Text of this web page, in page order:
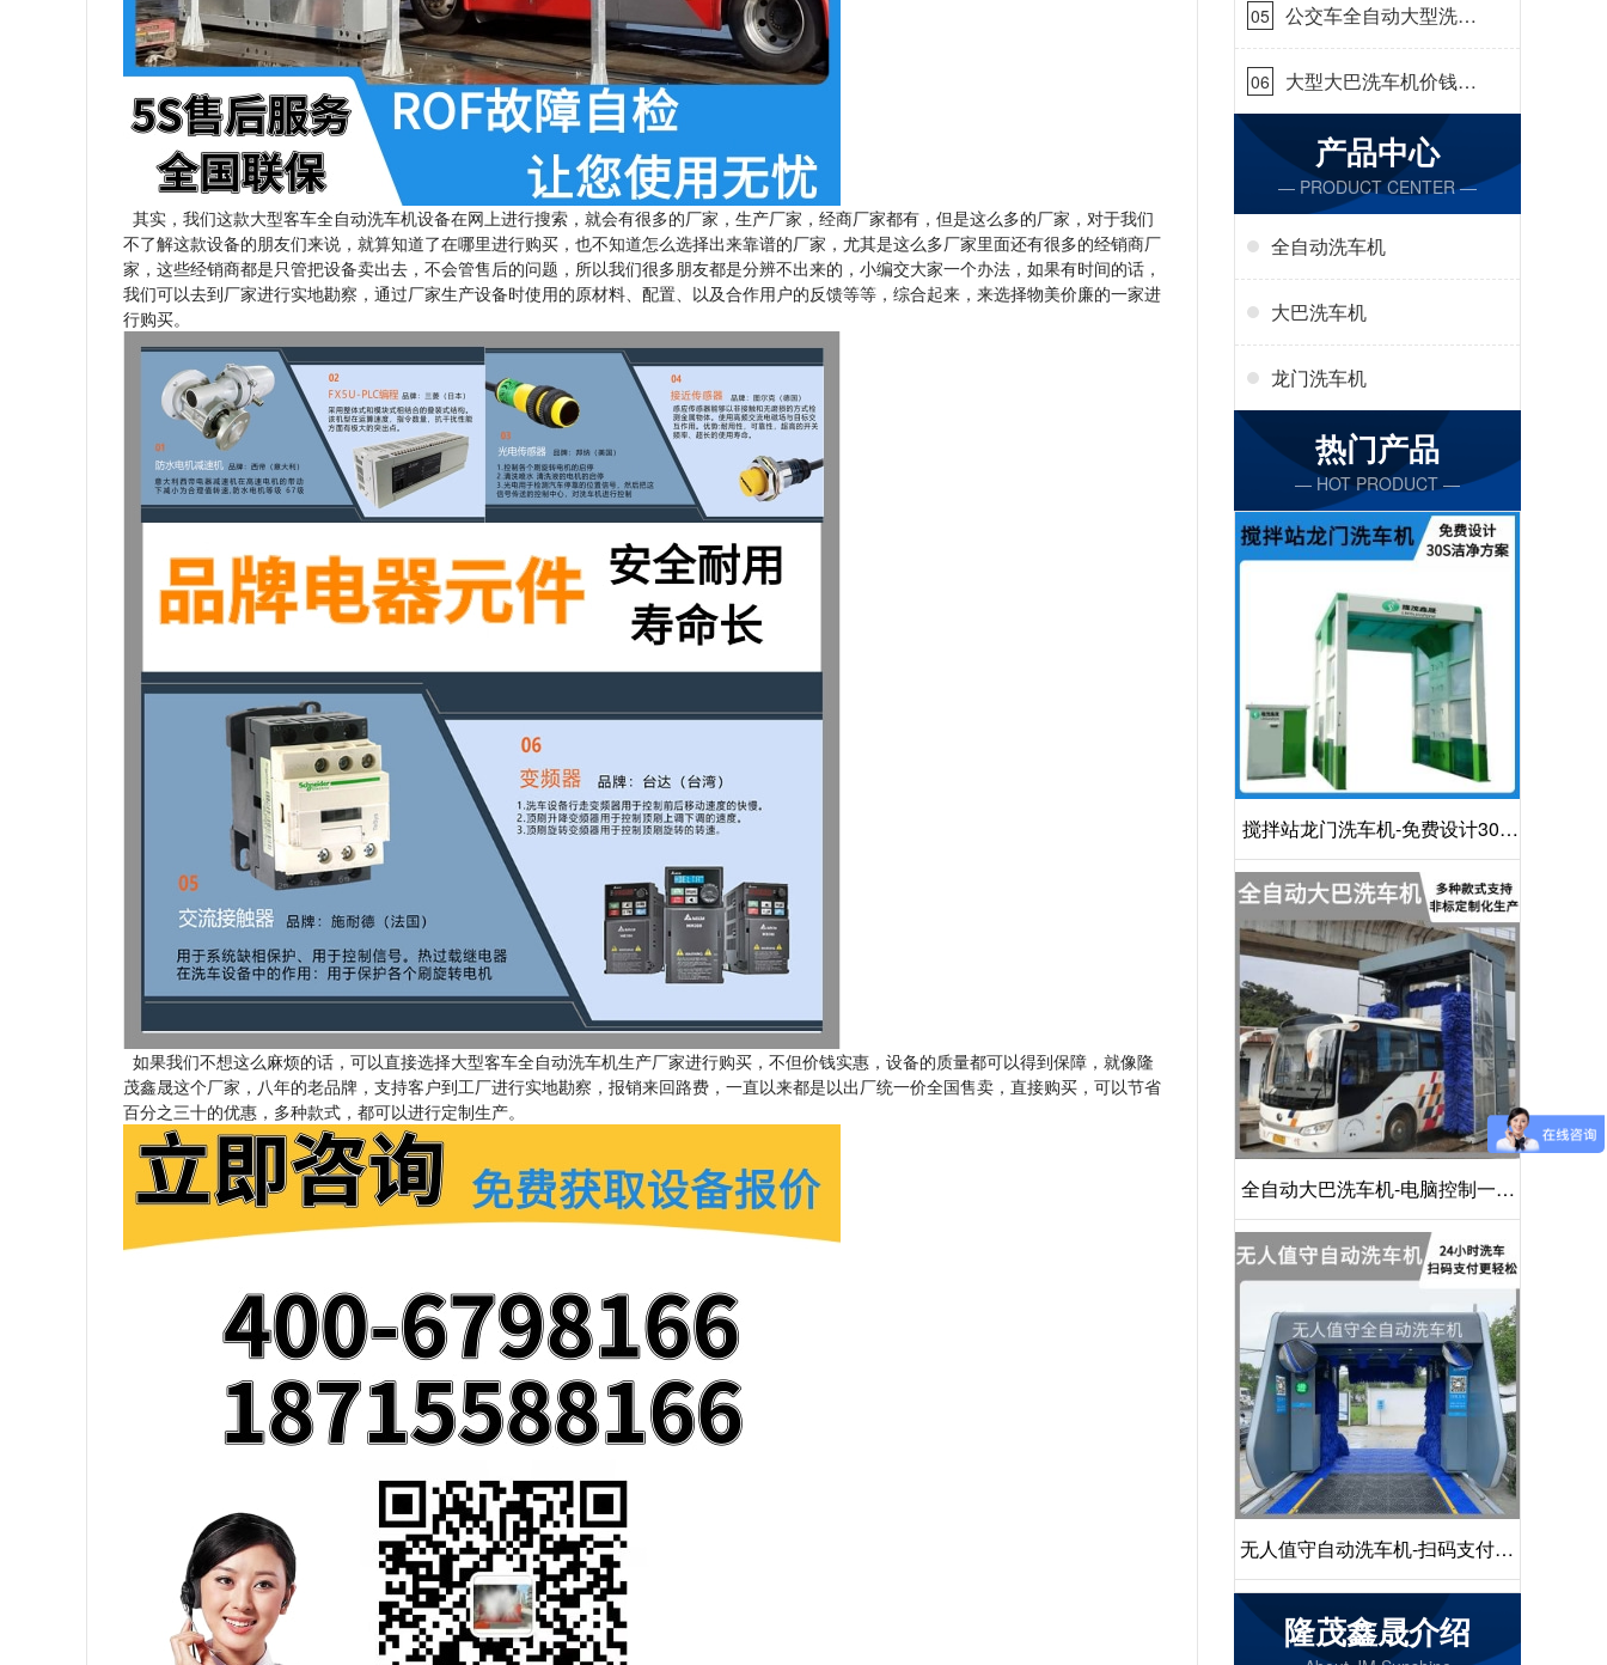
其实，我们这款大型客车全自动洗车机设备在网上进行搜索，就会有很多的厂家，生产厂家，经商厂家都有，但是这么多的厂家，对于我们
不了解这款设备的朋友们来说，就算知道了在哪里进行购买，也不知道怎么选择出来靠谱的厂家，尤其是这么多厂家里面还有很多的经销商厂
家，这些经销商都是只管把设备卖出去，不会管售后的问题，所以我们很多朋友都是分辨不出来的，小编交大家一个办法，如果有时间的话，
我们可以去到厂家进行实地勘察，通过厂家生产设备时使用的原材料、配置、以及合作用户的反馈等等，综合起来，来选择物美价廉的一家进
行购买。
如果我们不想这么麻烦的话，可以直接选择大型客车全自动洗车机生产厂家进行购买，不但价钱实惠，设备的质量都可以得到保障，就像隆
茂鑫晟这个厂家，八年的老品牌，支持客户到工厂进行实地勘察，报销来回路费，一直以来都是以出厂统一价全国售卖，直接购买，可以节省
百分之三十的优惠，多种款式，都可以进行定制生产。
05
公交车全自动大型洗车
机什么价钱[隆茂鑫晟]
06
大型大巴洗车机价钱怎
么样[隆茂鑫晟]
产品中心
— PRODUCT CENTER —
全自动洗车机
大巴洗车机
龙门洗车机
热门产品
— HOT PRODUCT —
搅拌站龙门洗车机-免费设计30S
洁净方案[隆茂鑫晟]
全自动大巴洗车机-电脑控制一键
启动清洗[隆茂鑫晟]
无人值守自动洗车机-扫码支付24
小时不停机洗车[隆茂鑫晟]
隆茂鑫晟介绍